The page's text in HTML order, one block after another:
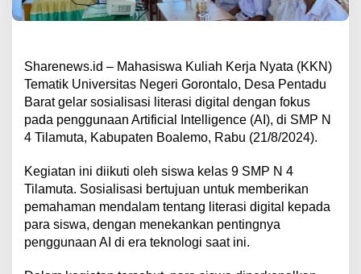
Sharenews.id – Mahasiswa Kuliah Kerja Nyata (KKN)
Tematik Universitas Negeri Gorontalo, Desa Pentadu
Barat gelar sosialisasi literasi digital dengan fokus
pada penggunaan Artificial Intelligence (AI), di SMP N
4 Tilamuta, Kabupaten Boalemo, Rabu (21/8/2024).
Kegiatan ini diikuti oleh siswa kelas 9 SMP N 4
Tilamuta. Sosialisasi bertujuan untuk memberikan
pemahaman mendalam tentang literasi digital kepada
para siswa, dengan menekankan pentingnya
penggunaan AI di era teknologi saat ini.